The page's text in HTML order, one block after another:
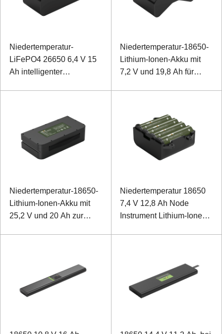
Niedertemperatur-
LiFePO4 26650 6,4 V 15
Ah intelligenter
Niedertemperatur-18650-
Lithium-Ionen-Akku mit
7,2 V und 19,8 Ah für
Niedertemperatur-18650-
Lithium-Ionen-Akku mit
25,2 V und 20 Ah zur
Niedertemperatur 18650
7,4 V 12,8 Ah Node
Instrument Lithium-Ionen-